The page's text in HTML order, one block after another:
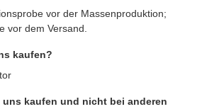
vor der Massenproduktion;
vor dem Versand.
kaufen?
uns kaufen und nicht bei anderen